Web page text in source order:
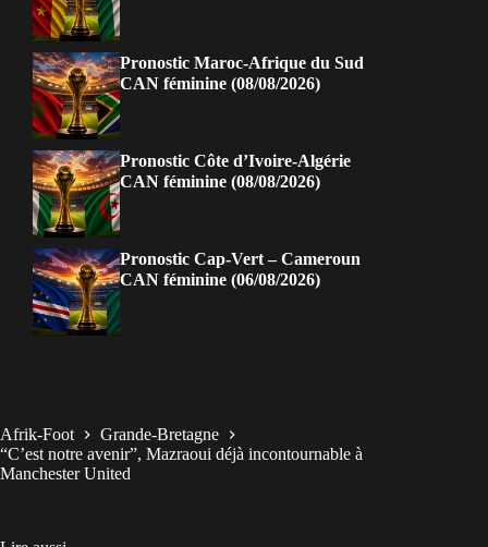
Pronostic Maroc-Afrique du Sud
CAN féminine (08/08/2026)
Pronostic Côte d’Ivoire-Algérie
CAN féminine (08/08/2026)
Pronostic Cap-Vert – Cameroun
CAN féminine (06/08/2026)
Afrik-Foot
Grande-Bretagne
“C’est notre avenir”, Mazraoui déjà incontournable à
Manchester United